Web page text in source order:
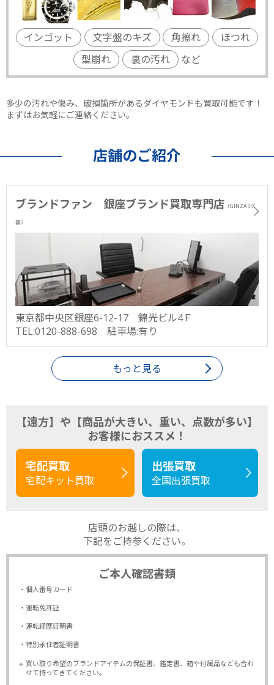
インゴット 文字盤のキズ 角擦れ
ほつれ
型崩れ
裏の汚れ など
多少の汚れや傷み、破損箇所があるダイヤモンドも買取可能です！
まずはお気軽にご連絡ください。
店舗のご紹介
ブランドファン 銀座ブランド買取専門店 （GINZA SIX
裏）
東京都中央区銀座6-12-17 錦光ビル4Ｆ
TEL:0120-888-698 駐車場:有り
もっと見る
【遠方】や【商品が大きい、重い、点数が多い】
お客様におススメ！
宅配買取
宅配キット買取
出張買取
全国出張買取
店頭のお越しの際は、
下記をご持参ください。
ご本人確認書類
・個人番号カード
・運転免許証
・運転経歴証明書
・特別永住者証明書
※ 買い取り希望のブランドアイテムの保証書、鑑定書、箱や付属品なども合わ
せて持ってきてください。